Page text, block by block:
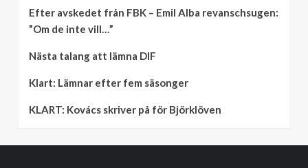
Efter avskedet från FBK – Emil Alba revanschsugen:
”Om de inte vill…”
Nästa talang att lämna DIF
Klart: Lämnar efter fem säsonger
KLART: Kovács skriver på för Björklöven